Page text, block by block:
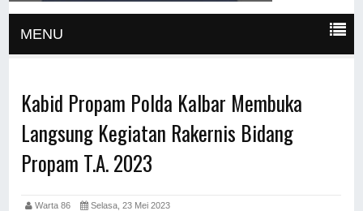
MENU
Kabid Propam Polda Kalbar Membuka
Langsung Kegiatan Rakernis Bidang
Propam T.A. 2023
Warta 86 Selasa, 23 Mei 2023